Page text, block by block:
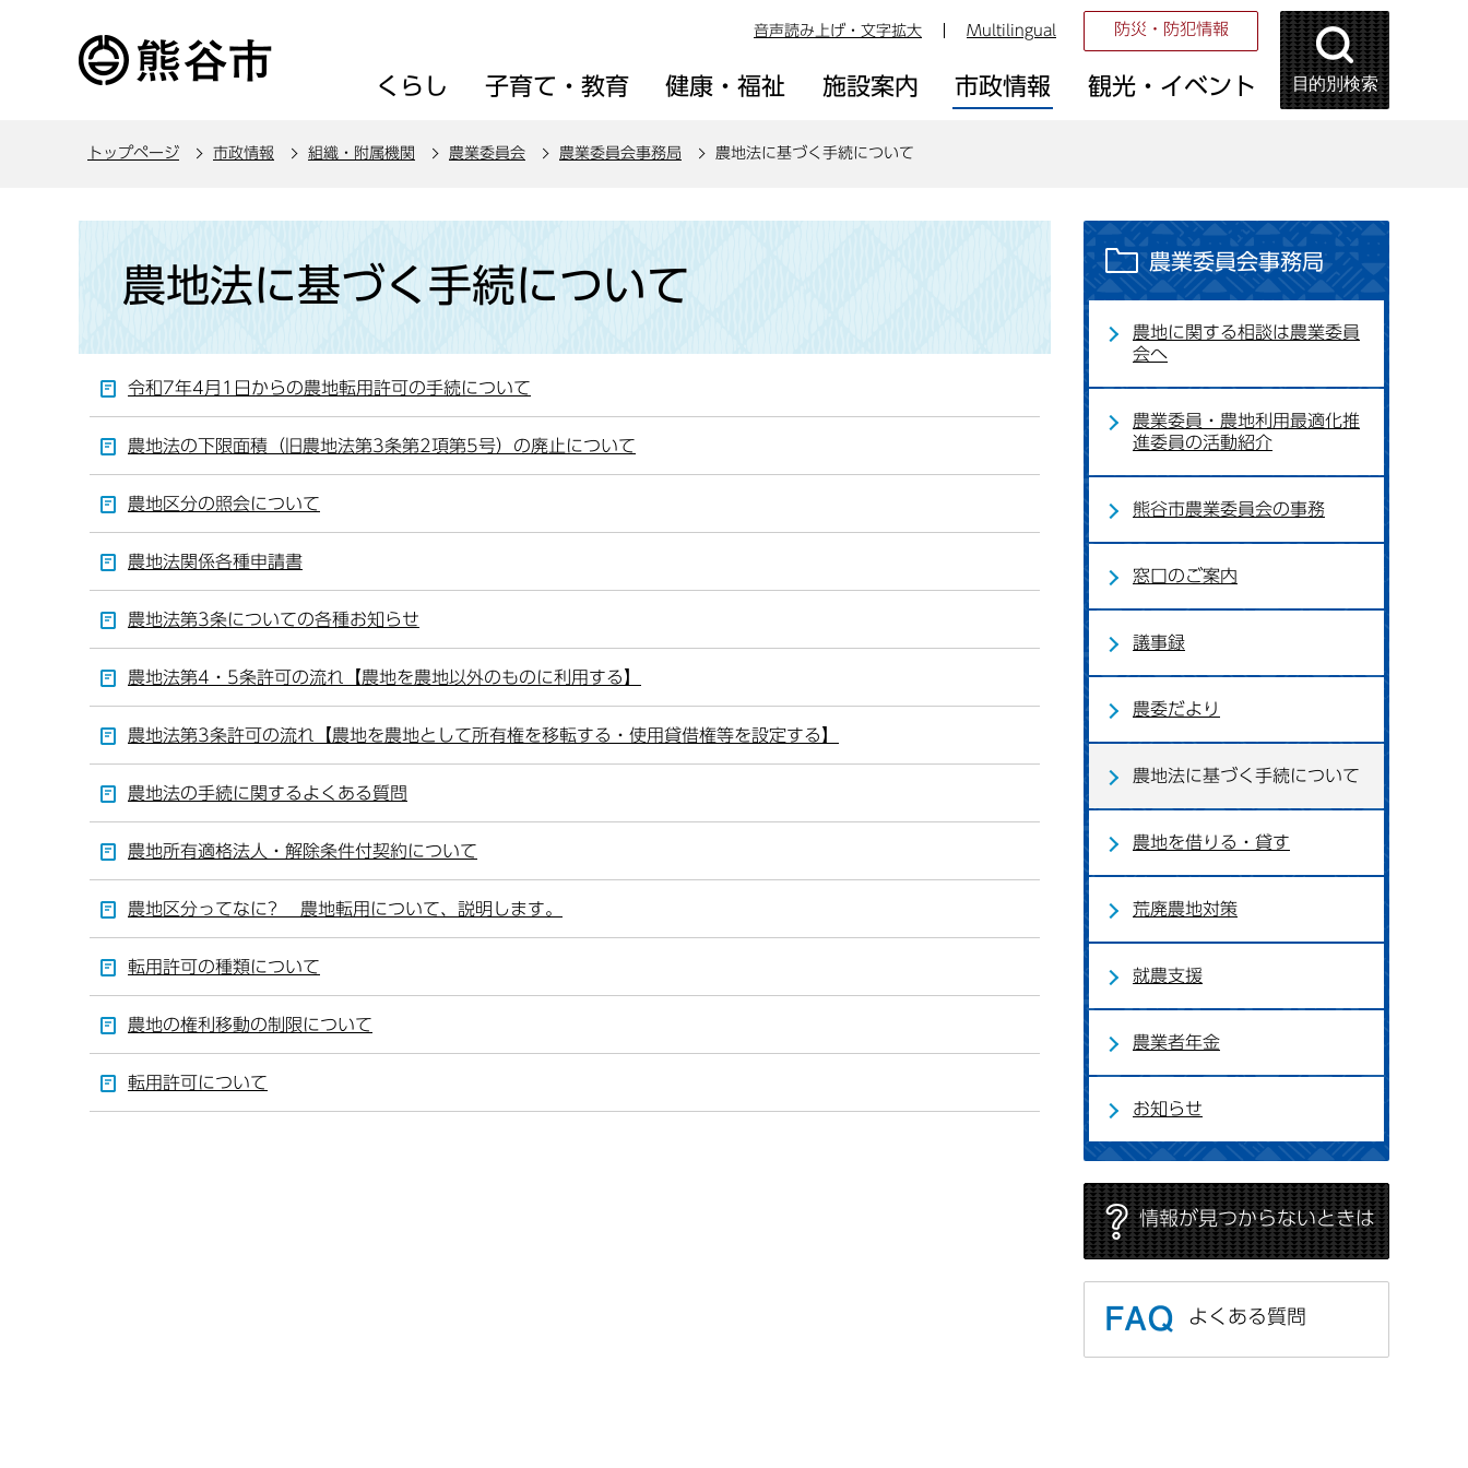
音声読み上げ・文字拡大 Multilingual 防災・防犯情報
くらし 子育て・教育 健康・福祉 施設案内 市政情報 観光・イベント 目的別検索
トップページ 市政情報 組織・附属機関 農業委員会 農業委員会事務局 農地法に基づく手続について
か
農地法に基づく手続について
令和7年4月1日からの農地転用許可の手続について
農地法の下限面積（旧農地法第3条第2項第5号）の廃止について
農地区分の照会について
農地法関係各種申請書
農地法第3条についての各種お知らせ
農地法第4・5条許可の流れ【農地を農地以外のものに利用する】
農地法第3条許可の流れ【農地を農地として所有権を移転する・使用貸借権等を設定する】
農地法の手続に関するよくある質問
農地所有適格法人・解除条件付契約について
農地区分ってなに? 農地転用について、説明します。
転用許可の種類について
農地の権利移動の制限について
転用許可について
農業委員会事務局
農地に関する相談は農業委員
会へ
農業委員・農地利用最適化推
進委員の活動紹介
熊谷市農業委員会の事務
窓口のご案内
議事録
農委だより
農地法に基づく手続について
農地を借りる・貸す
荒廃農地対策
就農支援
農業者年金
お知らせ
情報が見つからないときは
よくある質問